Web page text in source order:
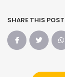
SHARE THIS POST